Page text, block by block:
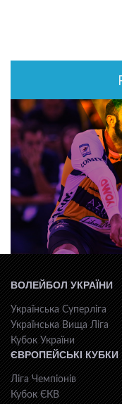
ВОЛЕЙБОЛ УКРАЇНИ
Українська Суперліга
Українська Вища Ліга
Кубок України
ЄВРОПЕЙСЬКІ КУБКИ
Ліга Чемпіонів
Кубок ЄКВ